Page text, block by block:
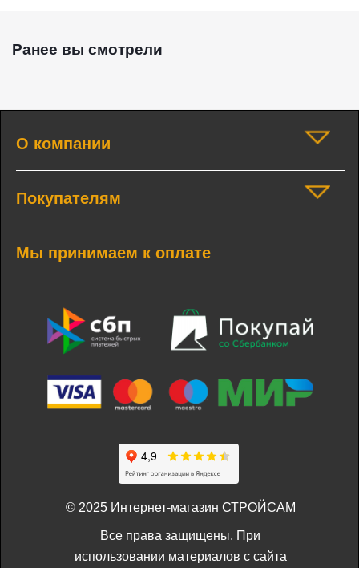
Ранее вы смотрели
О компании
Покупателям
Мы принимаем к оплате
© 2025 Интернет-магазин СТРОЙСАМ
Все права защищены. При
использовании материалов с сайта